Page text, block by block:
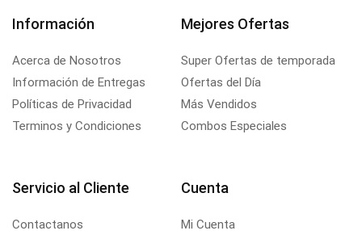
Información
Acerca de Nosotros
Información de Entregas
Políticas de Privacidad
Terminos y Condiciones
Mejores Ofertas
Super Ofertas de temporada
Ofertas del Día
Más Vendidos
Combos Especiales
Servicio al Cliente
Contactanos
Cuenta
Mi Cuenta